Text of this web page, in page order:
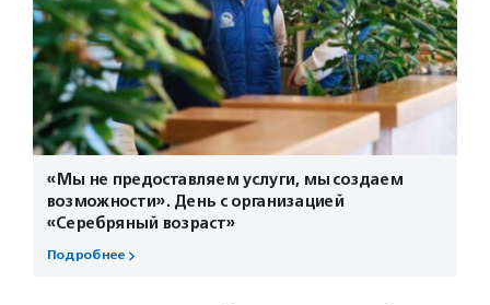
«Мы не предоставляем услуги, мы создаем
возможности». День с организацией
«Серебряный возраст»
Подробнее